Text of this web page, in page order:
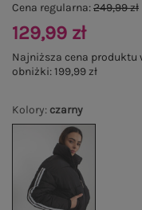
Kolory: czarny
Cena regularna:249,99 zł
129,99 zł
Najniższa cena produktu
obniżki:199,99 zł